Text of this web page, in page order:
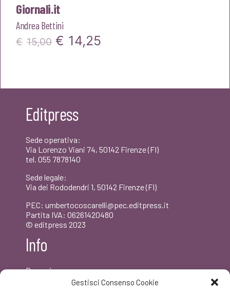
Gestisci Consenso Cookie
Giornali.it
Andrea Bettini
€ 15,00 Il
€15,00.
€ 14,25
Editpress
Sede operativa:
Via Lorenzo Viani 74, 50142 Firenze (FI)
tel. 055 7878140
Sede legale:
Via dei Rododendri 1, 50142 Firenze (FI)
PEC: umbertocoscarelli@pec.editpress.it
Partita IVA: 06261420480
© editpress 2023
Info
Dove siamo